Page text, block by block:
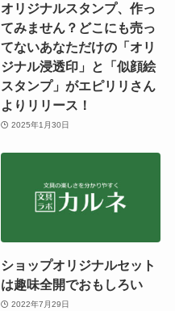
オリジナルスタンプ、作っ
てみません？どこにも売っ
てないあなただけの「オリ
ジナル浸透印」と「似顔絵
スタンプ」がエピリリさん
よりリリース！
2025年1月30日
ショップオリジナルセット
は趣味全開でおもしろい
2022年7月29日